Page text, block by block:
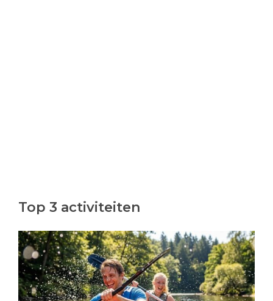
Top 3 activiteiten